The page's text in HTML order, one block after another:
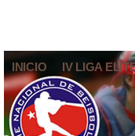
INICIO IV LIGA